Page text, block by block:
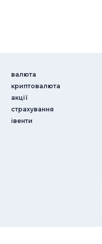
валюта
криптовалюта
акції
страхування
iвенти